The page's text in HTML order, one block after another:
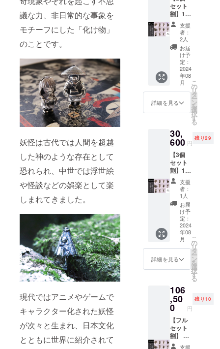
議な力、非日常的な事象を
モチーフにした「化け物」
のことです。
妖怪は古代では人間を超越
した神のような存在として
恐れられ、中世では浮世絵
や怪談などの娯楽として楽
しまれてきました。
現代ではアニメやゲームで
キャラクター化された妖怪
が次々と生まれ、日本文化
とともに世界に紹介されて
ム用コ
ネク
ター
ボール
チェー
ン：全
長14cm
根付
紐：
紫
巾着付
（河
童）
８）唐
笠お化
け ９）
提灯お
化け １
０）鉢
巻を締
めて踊
る猫又
１１）
頬かむ
属品
バック
チャー
ム用コ
ネク
ター
ボール
チェー
ン：全
長14cm
根付
紐：
紫
巾着付
から一
つ お選
びくだ
さい
１）躍
動する
九尾の
狐 ２）
座る九
尾の狐
３）座
敷わら
し ４）
くろ
６）一
つ目小
僧 ７）
カッパ
（河
童）
８）唐
笠お化
け ９）
提灯お
化け １
０）鉢
巻を締
めて踊
る猫又
１１）
猫又 付
属品
バック
チャー
ム用コ
ネク
ター
ボール
セット
割】11
種類の
妖怪か
ら2個セ
レクト
一般販
売予定
価格：
35,200
⇒37％
割引
の：
22,000
込・送
料込）
11種類
の妖怪
から２
つ お選
びくだ
さい
１）躍
動する
九尾の
狐 ２）
座る九
尾の狐
３）座
敷わら
し ４）
くろ
６）一
つ目小
僧 ７）
カッパ
（河
童）
８）唐
支援
者：
2人
お届
け予
定：
2024
年08
月
詳細を見る
こ
の
リ
タ
ー
ン
を
選
択
す
る
30,
600 円
残り29
【3個
セット
割】11
種類の
妖怪か
ら2個セ
レクト
一般販
売予定
価格：
52,800
⇒42％
割引
の：
30,600
込・送
料込）
11種類
の妖怪
から3つ
お選び
くださ
い １）
支援
者：
1人
お届
け予
定：
2024
年08
月
詳細を見る
こ
の
リ
タ
ー
ン
を
選
択
す
る
106
,50
0 円
残り10
【フル
セット
割】 11
種類の
支援